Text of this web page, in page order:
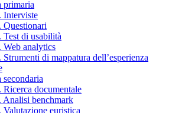
primaria
Interviste
Questionari
Test di usabilità
Web analytics
Strumenti di mappatura dell’esperienza
Ricerca documentale
Analisi benchmark
Valutazione euristica